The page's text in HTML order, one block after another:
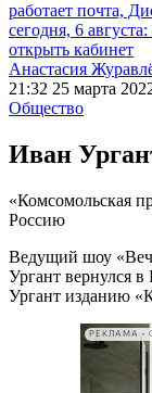
работает почта,
сегодня, 6
открыть кабинет
Анастасия
21:32 25 марта
Общество
Иван
«Комсомольская
Россию
Ведущий шоу
Ургант вернулся
Ургант изданию